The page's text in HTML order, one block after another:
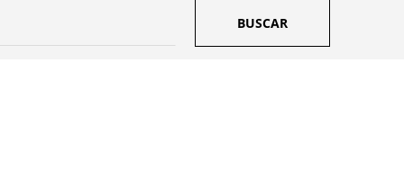
BUSCAR